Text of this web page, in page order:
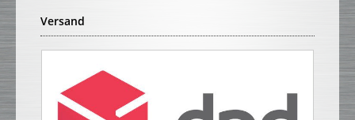
Versand